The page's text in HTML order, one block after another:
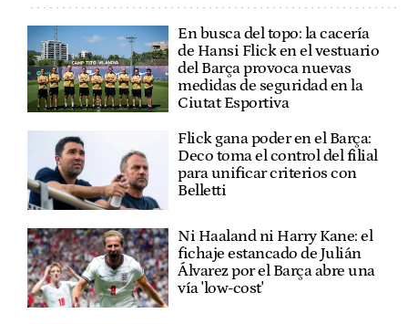
En busca del topo: la cacería
de Hansi Flick en el vestuario
del Barça provoca nuevas
medidas de seguridad en la
Ciutat Esportiva
Flick gana poder en el Barça:
Deco toma el control del filial
para unificar criterios con
Belletti
Ni Haaland ni Harry Kane: el
fichaje estancado de Julián
Álvarez por el Barça abre una
vía 'low-cost'